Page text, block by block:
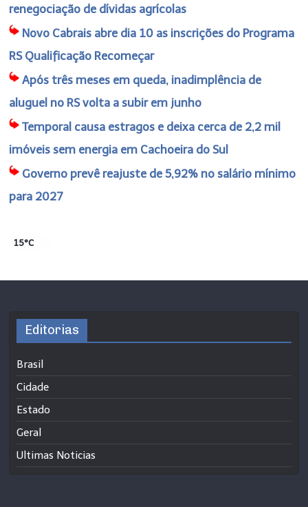
renegociação de dívidas agrícolas
Novo Cabrais abre dia 10 as inscrições do Programa
RS Qualificação Recomeçar
Após três meses em queda, inadimplência de
aluguel no RS volta a subir em junho
Temporal causa estragos e deixa cerca de 2,2 mil
imóveis sem energia em Cachoeira do Sul
Governo prevê reajuste de 5,92% no salário mínimo
para 2027
15°C
Editorias
Brasil
Cidade
Estado
Geral
Ultimas Noticias